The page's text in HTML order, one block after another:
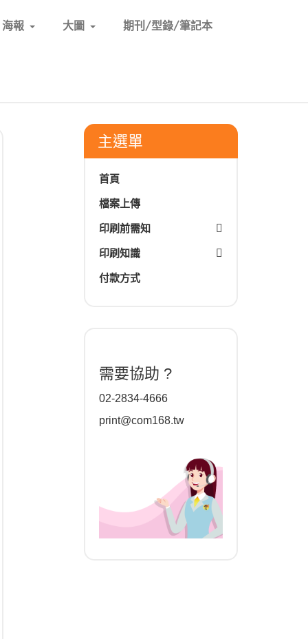
海報 大圖 期刊/型錄/筆記本
主選單
首頁
檔案上傳
印刷前需知
印刷知識
付款方式
需要協助 ?
02-2834-4666
print@com168.tw